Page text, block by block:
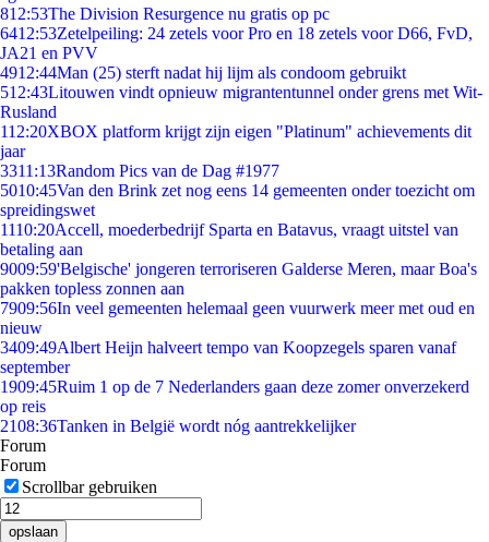
812:53The Division Resurgence nu gratis op pc
6412:53Zetelpeiling: 24 zetels voor Pro en 18 zetels voor D66, FvD,
JA21 en PVV
4912:44Man (25) sterft nadat hij lijm als condoom gebruikt
512:43Litouwen vindt opnieuw migrantentunnel onder grens met Wit-
Rusland
112:20XBOX platform krijgt zijn eigen "Platinum" achievements dit
jaar
3311:13Random Pics van de Dag #1977
5010:45Van den Brink zet nog eens 14 gemeenten onder toezicht om
spreidingswet
1110:20Accell, moederbedrijf Sparta en Batavus, vraagt uitstel van
betaling aan
9009:59'Belgische' jongeren terroriseren Galderse Meren, maar Boa's
pakken topless zonnen aan
7909:56In veel gemeenten helemaal geen vuurwerk meer met oud en
nieuw
3409:49Albert Heijn halveert tempo van Koopzegels sparen vanaf
september
1909:45Ruim 1 op de 7 Nederlanders gaan deze zomer onverzekerd
op reis
2108:36Tanken in België wordt nóg aantrekkelijker
Forum
Forum
Scrollbar gebruiken
opslaan